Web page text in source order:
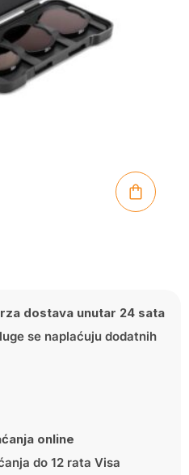
dostava unutar 24 sata
se naplaćuju dodatnih
online
do 12 rata Visa